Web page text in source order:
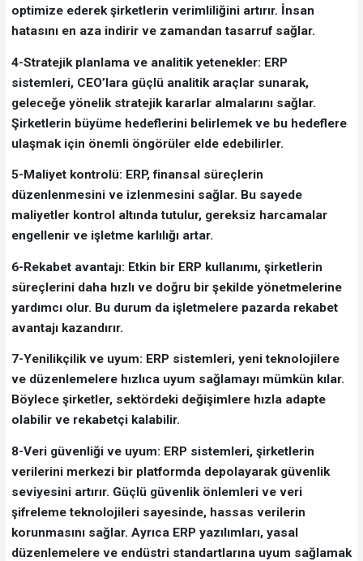
optimize ederek şirketlerin verimliliğini artırır. İnsan
hatasını en aza indirir ve zamandan tasarruf sağlar.
4-Stratejik planlama ve analitik yetenekler: ERP
sistemleri, CEO’lara güçlü analitik araçlar sunarak,
geleceğe yönelik stratejik kararlar almalarını sağlar.
Şirketlerin büyüme hedeflerini belirlemek ve bu hedeflere
ulaşmak için önemli öngörüler elde edebilirler.
5-Maliyet kontrolü: ERP, finansal süreçlerin
düzenlenmesini ve izlenmesini sağlar. Bu sayede
maliyetler kontrol altında tutulur, gereksiz harcamalar
engellenir ve işletme karlılığı artar.
6-Rekabet avantajı: Etkin bir ERP kullanımı, şirketlerin
süreçlerini daha hızlı ve doğru bir şekilde yönetmelerine
yardımcı olur. Bu durum da işletmelere pazarda rekabet
avantajı kazandırır.
7-Yenilikçilik ve uyum: ERP sistemleri, yeni teknolojilere
ve düzenlemelere hızlıca uyum sağlamayı mümkün kılar.
Böylece şirketler, sektördeki değişimlere hızla adapte
olabilir ve rekabetçi kalabilir.
8-Veri güvenliği ve uyum: ERP sistemleri, şirketlerin
verilerini merkezi bir platformda depolayarak güvenlik
seviyesini artırır. Güçlü güvenlik önlemleri ve veri
şifreleme teknolojileri sayesinde, hassas verilerin
korunmasını sağlar. Ayrıca ERP yazılımları, yasal
düzenlemelere ve endüstri standartlarına uyum sağlamak